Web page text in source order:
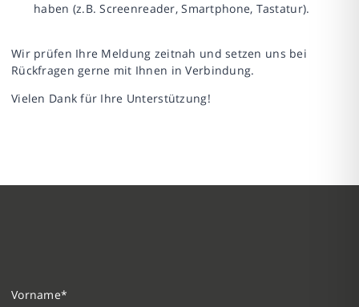
haben (z.B. Screenreader, Smartphone, Tastatur).
Wir prüfen Ihre Meldung zeitnah und setzen uns bei
Rückfragen gerne mit Ihnen in Verbindung.
Vielen Dank für Ihre Unterstützung!
Vorname